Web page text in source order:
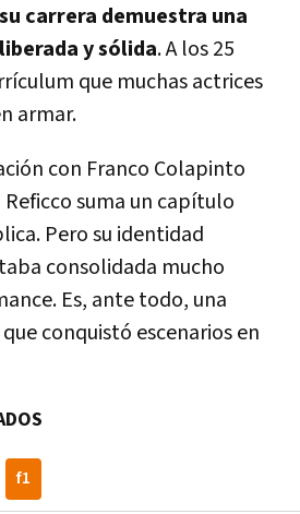
su carrera demuestra una
y sólida. A los 25
que muchas actrices
armar.
con Franco Colapinto
suma un capítulo
Pero su identidad
consolidada mucho
Es, ante todo, una
conquistó escenarios en
f1